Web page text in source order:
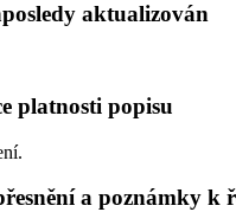
aktualizován
platnosti popisu
a poznámky k